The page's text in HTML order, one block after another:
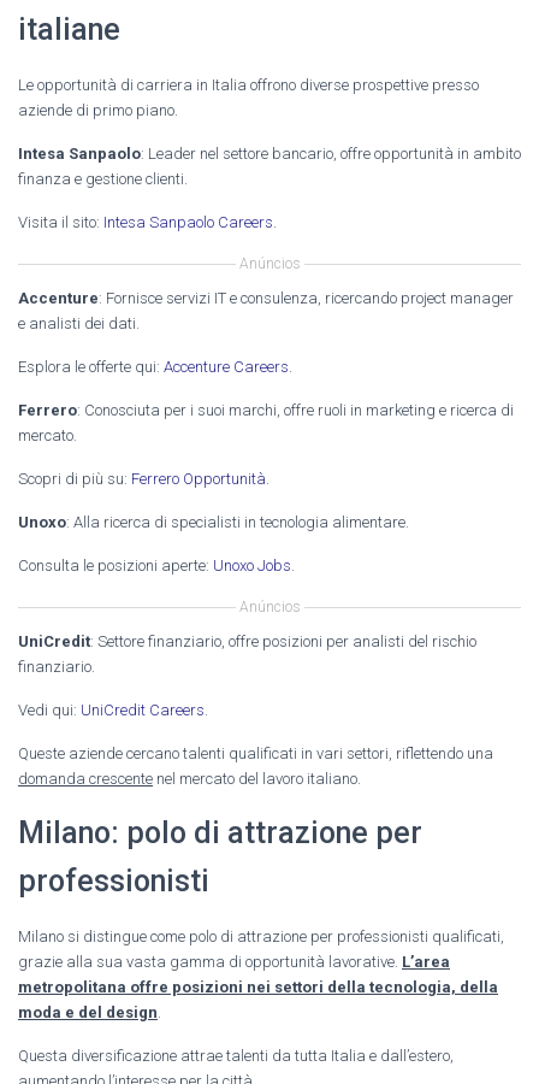
italiane
Le opportunità di carriera in Italia offrono diverse prospettive presso
aziende di primo piano.
Intesa Sanpaolo: Leader nel settore bancario, offre opportunità in ambito
finanza e gestione clienti.
Visita il sito: Intesa Sanpaolo Careers
Anúncios
Accenture: Fornisce servizi IT e consulenza, ricercando project manager
e analisti dei dati.
Esplora le offerte qui: Accenture Careers
Ferrero: Conosciuta per i suoi marchi, offre ruoli in marketing e ricerca di
mercato.
Scopri di più su: Ferrero Opportunità
Unoxo: Alla ricerca di specialisti in tecnologia alimentare.
Consulta le posizioni aperte: Unoxo Jobs
Anúncios
UniCredit: Settore finanziario, offre posizioni per analisti del rischio
finanziario.
Vedi qui: UniCredit Careers
Queste aziende cercano talenti qualificati in vari settori, riflettendo una
domanda crescente nel mercato del lavoro italiano.
Milano: polo di attrazione per
professionisti
Milano si distingue come polo di attrazione per professionisti qualificati,
grazie alla sua vasta gamma di opportunità lavorative. L’area
metropolitana offre posizioni nei settori della tecnologia, della
moda e del design
Questa diversificazione attrae talenti da tutta Italia e dall’estero,